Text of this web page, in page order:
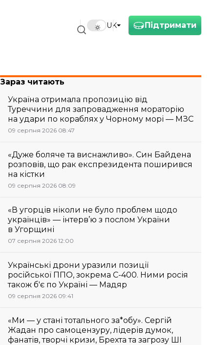
Підтримати
UK
Зараз читають
Україна отримала пропозицію від
Туреччини для запровадження мораторію
на удари по кораблях у Чорному морі — МЗС
09 серпня 2026 08:47
«Дуже боляче та виснажливо». Син Байдена
розповів, що рак експрезидента поширився
на кістки
09 серпня 2026 08:09
«В угорців ніколи не було проблем щодо
українців» — інтерв’ю з послом України
в Угорщині
07 серпня 2026 12:00
Українські дрони уразили позиції
російської ППО, зокрема С-400. Ними росія
також б'є по Україні — Мадяр
09 серпня 2026 09:41
«Ми — у стані тотального за*обу». Сергій
Жадан про самоцензуру, лідерів думок,
фанатів, творчі кризи, Брехта та загрозу ШІ